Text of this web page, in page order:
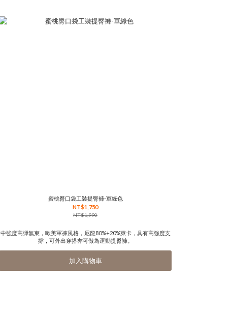
蜜桃臀口袋工裝提臀褲-軍綠色
NT$1,750
NT$1,990
中強度高彈無束，歐美軍褲風格，尼龍80%+20%萊卡，具有高強度支
撐，可外出穿搭亦可做為運動提臀褲。
加入購物車